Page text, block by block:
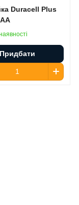
Duracell Plus
Придбати